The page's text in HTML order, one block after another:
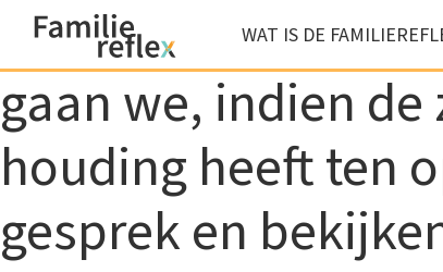
WAT IS DE
gaan we, indien
houding heeft ten
gesprek en
Heb je vragen?
Contacteer